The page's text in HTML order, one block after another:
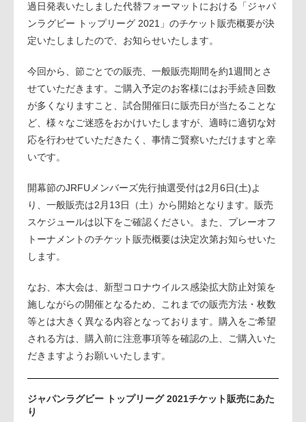
過日発表いたしました代替フォーマットにおける「ジャパ
ンラグビー トップリーグ 2021」のチケット販売概要が決
定いたしましたので、お知らせいたします。
今回から、節ごとでの販売、一般販売期間を約1週間とさ
せていただきます。ご購入予定のお客様にはお手続き回数
が多くなりますこと、試合開催日に販売日が当たることな
ど、様々なご迷惑をおかけいたしますが、適時に適切な対
応を行わせていただきたく、事情ご賢察いただけますと幸
いです。
開幕節のJRFUメンバーズ先行抽選受付は2月6日(土)よ
り、一般販売は2月13日（土）から開始となります。販売
スケジュールは以下をご確認ください。また、プレーオフ
トーナメントのチケット販売概要は決定次第お知らせいた
します。
なお、本大会は、新型コロナウイルス感染拡大防止対策を
施しながらの開催となるため、これまでの販売方法・枚数
等とは大きく異なる内容となっております。購入をご希望
される方は、購入前に注意事項等を確認の上、ご購入いた
だきますようお願いいたします。
ジャパンラグビー トップリーグ 2021チケット販売にあた
り